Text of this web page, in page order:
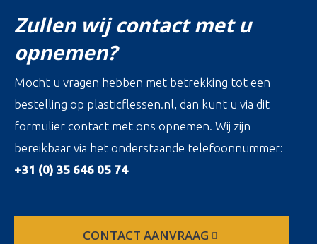
Zullen wij contact met u
opnemen?
Mocht u vragen hebben met betrekking tot een
bestelling op plasticflessen.nl, dan kunt u via dit
formulier contact met ons opnemen. Wij zijn
bereikbaar via het onderstaande telefoonnummer:
+31 (0) 35 646 05 74
CONTACT AANVRAAG